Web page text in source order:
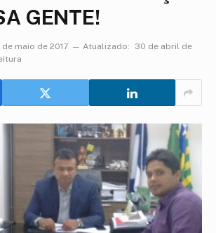
GENTE!
de maio de 2017 Atualizado:
30 de abril de